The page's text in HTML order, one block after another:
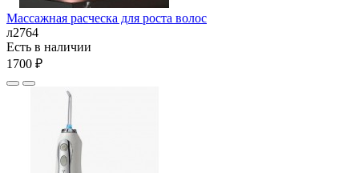
Массажная расческа для роста волос
л2764
Есть в наличии
1700 ₽